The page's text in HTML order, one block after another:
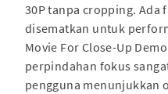
30P tanpa cropping. Ada
disematkan untuk
Movie For Close-Up
perpindahan fokus
pengguna menunjukkan